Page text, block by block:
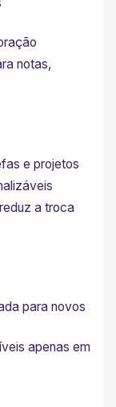
notas,
e projetos
a troca
para novos
apenas em